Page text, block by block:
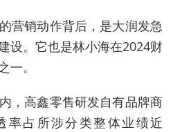
营销动作背后，是大润发急
设。 它也是林小海在2024财
一。
，高鑫零售研发自有品牌商
率占所涉分类整体业绩近